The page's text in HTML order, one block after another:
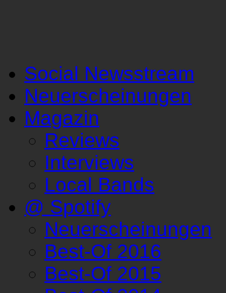
Social Newsstream
Neuerscheinungen
Magazin
Reviews
Interviews
Local Bands
@ Spotify
Neuerscheinungen
Best-Of 2016
Best-Of 2015